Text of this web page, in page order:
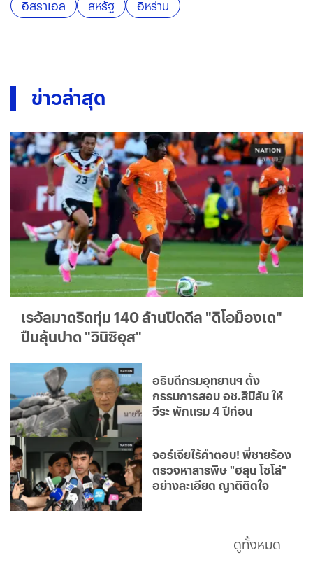
อิสราเอล
สหรัฐ อิหร่าน
ข่าวล่าสุด
เรอัลมาดริดทุ่ม 140 ล้านปิดดีล "ดิโอม็องเด"
ปืนลุ้นปาด "วินิซิอุส"
อธิบดีกรมอุทยานฯ ตั้ง
กรรมการสอบ อช.สิมิลัน ให้
วีระ พักแรม 4 ปีก่อน
จอร์เจียไร้คำตอบ! พี่ชายร้อง
ตรวจหาสารพิษ "ฮลุน โซโล่"
อย่างละเอียด ญาติติดใจ
ดูทั้งหมด